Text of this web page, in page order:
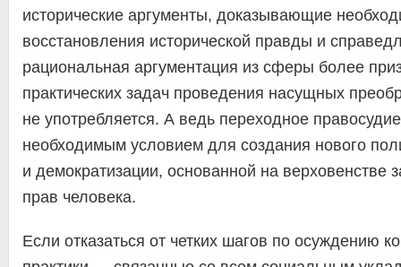
исторические аргументы, доказывающие
восстановления исторической правды и
рациональная аргументация из сферы более
практических задач проведения насущных
не употребляется. А ведь переходное
необходимым условием для создания нового
и демократизации, основанной на верховенстве
прав человека.
Если отказаться от четких шагов по осуждению